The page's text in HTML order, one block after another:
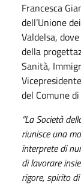
Francesca
dell’Unione
Valdelsa,
della
Sanità,
del Comune
“La Società
riunisce una
interprete di
di lavorare
rigore, spirito